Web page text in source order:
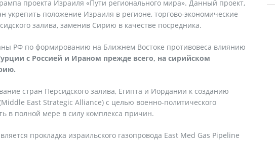
проекта Израиля «Пути регионального мира». Данный проект,
укрепить положение Израиля в регионе, торгово-экономические
залива, заменив Сирию в качестве посредника.
РФ по формированию на Ближнем Востоке противовеса влиянию
с Россией и Ираном прежде всего, на сирийском
стран Персидского залива, Египта и Иордании к созданию
East Strategic Alliance) с целью военно-политического
в полной мере в силу комплекса причин.
прокладка израильского газопровода East Med Gas Pipeline